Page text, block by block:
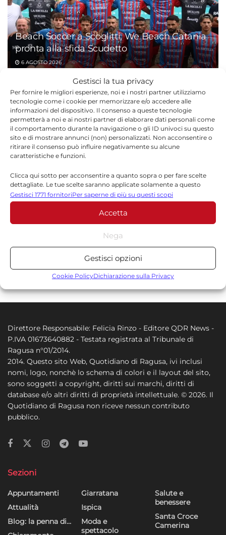
Gestisci la tua privacy
Per fornire le migliori esperienze, noi e i nostri partner utilizziamo
tecnologie come i cookie per memorizzare e/o accedere alle
informazioni del dispositivo. Il consenso a queste tecnologie
permetterà a noi e ai nostri partner di elaborare dati personali come
il comportamento durante la navigazione o gli ID univoci su questo
sito e di mostrare annunci (non) personalizzati. Non acconsentire o
ritirare il consenso può influire negativamente su alcune
caratteristiche e funzioni.
Clicca qui sotto per acconsentire a quanto sopra o per fare scelte
dettagliate. Le tue scelte saranno applicate solamente a questo
sito. È possibile modificare le impostazioni in qualsiasi momento,
compreso il ritiro del consenso, utilizzando i pulsanti della Cookie
Policy o cliccando sul pulsante di gestione del consenso nella parte
inferiore dello schermo.
Statistiche
Archiviare informazioni su dispositivo e/o accedervi, Misurare le
prestazioni degli annunci, Misurare le prestazioni dei contenuti,
combinazione di dati provenienti da fonti diverse.
Archiviare informazioni su dispositivo e/o accedervi, Utilizzare
dati limitati per la selezione della pubblicità, Creare profili per la
pubblicità personalizzata, Utilizzare profili per la selezione di
pubblicità personalizzata, Creare profili per la personalizzazione
dei contenuti, Utilizzare profili per la selezione di contenuti
personalizzati, Sviluppare e migliorare i servizi, Utilizzare dati
limitati per la selezione dei contenuti.
Abbinare e combinare dati provenienti da altre
Identificare i dispositivi in base alle informazioni
Utilizzare dati di geolocalizzazione precisi,
Riconoscere i dispositivi in base a informazioni
richieste attivamente.
Gestisci 1771 fornitoriPer saperne di più su questi scopi
Accetta
Nega
Gestisci opzioni
Cookie PolicyDichiarazione sulla Privacy
Beach Soccer a Scoglitti, We Beach Catania
pronta alla sfida Scudetto
6 AGOSTO 2026
Sampieri, semaforo pedonale in via
Giotto: scontro Lopes-Marino su
paternità intervento
6 AGOSTO 2026
Ragusa, 184 operatori in campo a
luglio: 1.527 identificati e 23 stranieri
espulsi
6 AGOSTO 2026
Capretta legata sotto il sole sulla
Ispica-Pozzallo: rischiava di morire
Direttore Responsabile: Felicia Rinzo - Editore QDR News -
P.IVA 01673640882 - Testata registrata al Tribunale di
Ragusa n°01/2014.
2014. Questo sito Web, Quotidiano di Ragusa, ivi inclusi
nomi, logo, nonchè lo schema di colori e il layout del sito,
sono soggetti a copyright, diritti sui marchi, diritti di
database e/o altri diritti di proprietà intellettuale. © 2026. Il
Quotidiano di Ragusa non riceve nessun contributo
pubblico.
Sezioni
Appuntamenti
Attualità
Blog: la penna di…
Giarratana
Ispica
Moda e
spettacolo
Salute e
benessere
Santa Croce
Camerina